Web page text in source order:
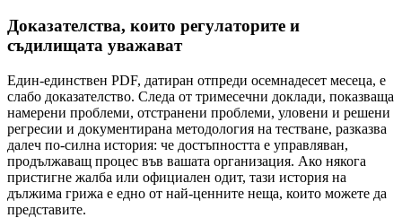
Доказателства, които регулаторите и
съдилищата уважават
Един-единствен PDF, датиран отпреди осемнадесет месеца, е
слабо доказателство. Следа от тримесечни доклади, показваща
намерени проблеми, отстранени проблеми, уловени и решени
регресии и документирана методология на тестване, разказва
далеч по-силна история: че достъпността е управляван,
продължаващ процес във вашата организация. Ако някога
пристигне жалба или официален одит, тази история на
дължима грижа е едно от най-ценните неща, които можете да
представите.